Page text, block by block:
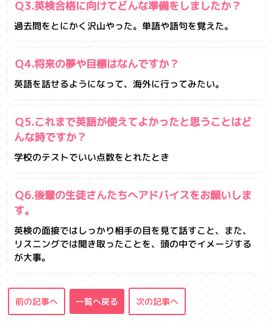
Ｑ3.英検合格に向けてどんな準備をしましたか？
過去問をとにかく沢山やった。単語や語句を覚えた。
Ｑ4.将来の夢や目標はなんですか？
英語を話せるようになって、海外に行ってみたい。
Ｑ5.これまで英語が使えてよかったと思うことはど
んな時ですか？
学校のテストでいい点数をとれたとき
Ｑ6.後輩の生徒さんたちへアドバイスをお願いしま
す。
英検の面接ではしっかり相手の目を見て話すこと、また、
リスニングでは聞き取ったことを、頭の中でイメージする
が大事。
前の記事へ 一覧へ戻る 次の記事へ